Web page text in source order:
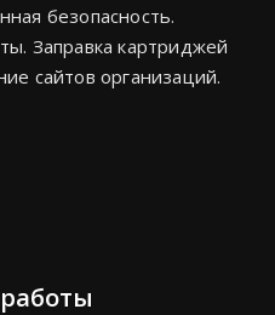
безопасность.
Заправка картриджей
сайтов организаций.